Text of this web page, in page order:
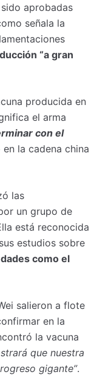
aprobadas
señala la
“a gran
producida en
el arma
con el
en la cadena china
las
un grupo de
está reconocida
estudios sobre
como el
salieron a flote
en la
la vacuna
que nuestra
gigante”.